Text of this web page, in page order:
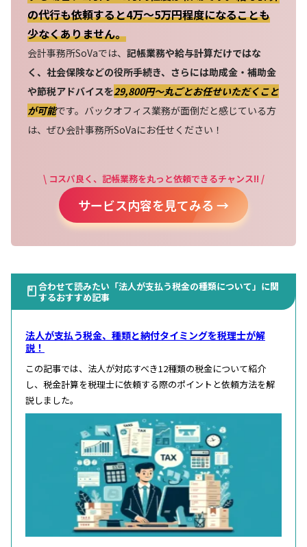
の代行も依頼すると4万～5万円程度になることも
少なくありません。
会計事務所SoVaでは、 記帳業務や給与計算だけではな
く、社会保険などの役所手続き、さらには助成金・補助金
や節税アドバイスを29,800円〜丸ごとお任せいただくこと
が可能です。バックオフィス業務が面倒だと感じている方
は、ぜひ会計事務所SoVaにお任せください！
\ コスパ良く、記帳業務を丸っと依頼できるチャンス!! /
サービス内容を見てみる →
合わせて読みたい「法人が支払う税金の種類について」に関
するおすすめ記事
法人が支払う税金、種類と納付タイミングを税理士が解
説！
この記事では、法人が対応すべき12種類の税金について紹介
し、税金計算を税理士に依頼する際のポイントと依頼方法を解
説しました。